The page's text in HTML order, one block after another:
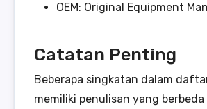
OEM: Original Equipment
Catatan Penting
Beberapa singkatan dalam
memiliki penulisan yang berbeda